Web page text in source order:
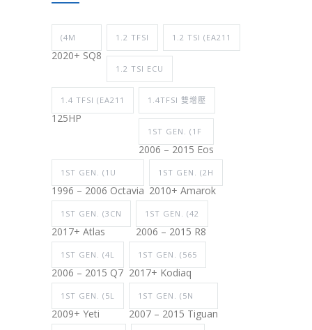
(4M
2020+ SQ8
1.2 TFSI 1.2 TSI (EA211
1.2 TSI ECU
1.4 TFSI (EA211
125HP
1.4TFSI 雙增壓
1ST GEN. (1F
2006 – 2015 Eos
1ST GEN. (1U
1996 – 2006 Octavia
1ST GEN. (2H
2010+ Amarok
1ST GEN. (3CN
2017+ Atlas
1ST GEN. (42
2006 – 2015 R8
1ST GEN. (4L
2006 – 2015 Q7
1ST GEN. (565
2017+ Kodiaq
1ST GEN. (5L
2009+ Yeti
1ST GEN. (5N
2007 – 2015 Tiguan